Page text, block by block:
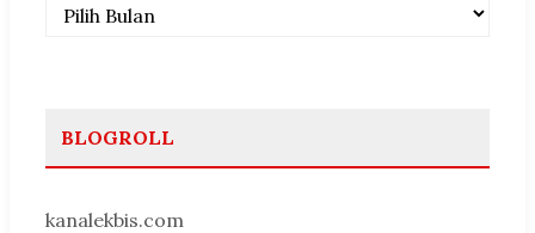
BLOGROLL
kanalekbis.com